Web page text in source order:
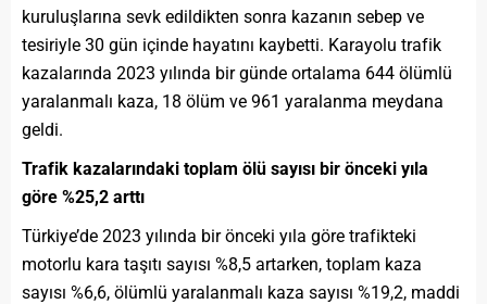
kuruluşlarına sevk edildikten sonra kazanın sebep ve
tesiriyle 30 gün içinde hayatını kaybetti. Karayolu trafik
kazalarında 2023 yılında bir günde ortalama 644 ölümlü
yaralanmalı kaza, 18 ölüm ve 961 yaralanma meydana
geldi.
Trafik kazalarındaki toplam ölü sayısı bir önceki yıla
göre %25,2 arttı
Türkiye’de 2023 yılında bir önceki yıla göre trafikteki
motorlu kara taşıtı sayısı %8,5 artarken, toplam kaza
sayısı %6,6, ölümlü yaralanmalı kaza sayısı %19,2, maddi